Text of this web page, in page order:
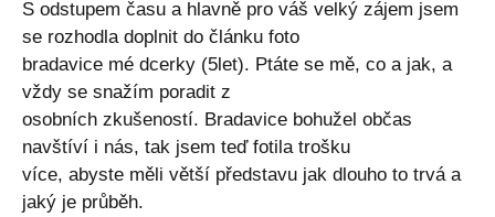
S odstupem času a hlavně pro váš velký zájem jsem
se rozhodla doplnit do článku foto
bradavice mé dcerky (5let). Ptáte se mě, co a jak, a
vždy se snažím poradit z
osobních zkušeností. Bradavice bohužel občas
navštíví i nás, tak jsem teď fotila trošku
více, abyste měli větší představu jak dlouho to trvá a
jaký je průběh.